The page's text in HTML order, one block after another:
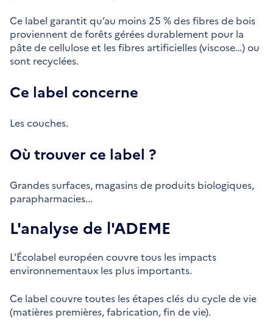
Ce label garantit qu’au moins 25 % des fibres de bois
proviennent de forêts gérées durablement pour la
pâte de cellulose et les fibres artificielles (viscose…) ou
sont recyclées.
Ce label concerne
Les couches.
Où trouver ce label ?
Grandes surfaces, magasins de produits biologiques,
parapharmacies...
L'analyse de l'ADEME
L’Écolabel européen couvre tous les impacts
environnementaux les plus importants.
Ce label couvre toutes les étapes clés du cycle de vie
(matières premières, fabrication, fin de vie).